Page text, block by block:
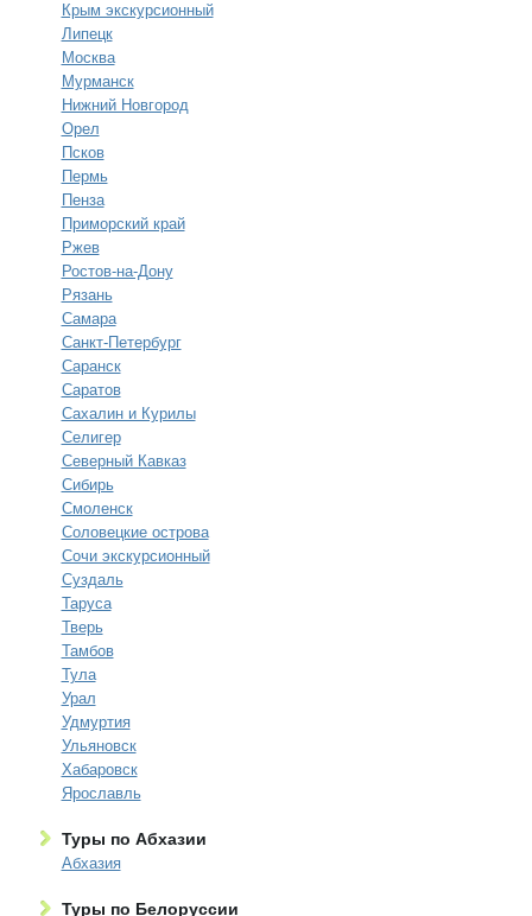
Крым экскурсионный
Липецк
Москва
Мурманск
Нижний Новгород
Орел
Псков
Пермь
Пенза
Приморский край
Ржев
Ростов-на-Дону
Рязань
Самара
Санкт-Петербург
Саранск
Саратов
Сахалин и Курилы
Селигер
Северный Кавказ
Сибирь
Смоленск
Соловецкие острова
Сочи экскурсионный
Суздаль
Таруса
Тверь
Тамбов
Тула
Урал
Удмуртия
Ульяновск
Хабаровск
Ярославль
Туры по Абхазии
Абхазия
Туры по Белоруссии